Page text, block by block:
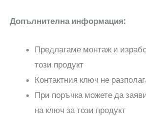
Допълнителна информация:
Предлагаме монтаж и
този продукт
Контактния ключ не
При поръчка можете да
на ключ за този продукт